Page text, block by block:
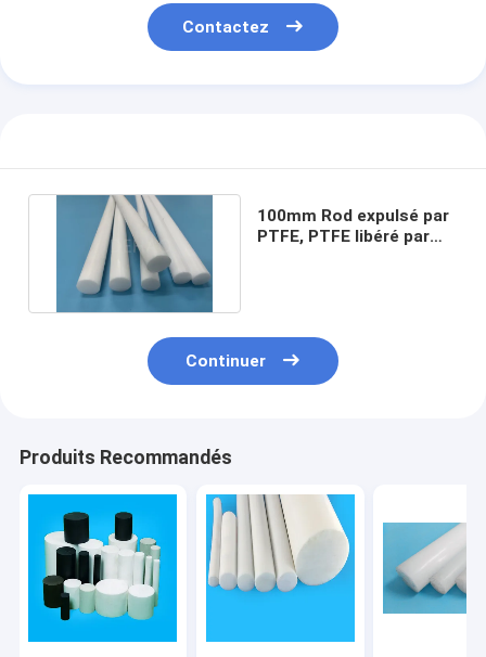
Contactez
100mm Rod expulsé par
PTFE, PTFE libéré par
Continuer
Produits Recommandés